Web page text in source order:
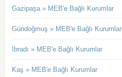
Gazipaşa » MEB'e Bağlı Kurumlar
Gündoğmuş » MEB'e Bağlı Kurumlar
İbradı » MEB'e Bağlı Kurumlar
Kaş » MEB'e Bağlı Kurumlar